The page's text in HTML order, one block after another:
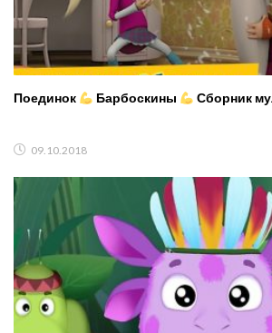
Поединок Барбоскины Сборник
09.10.2018